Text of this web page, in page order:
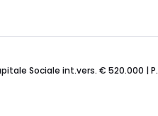
Sociale int.vers. € 520.000 | P.